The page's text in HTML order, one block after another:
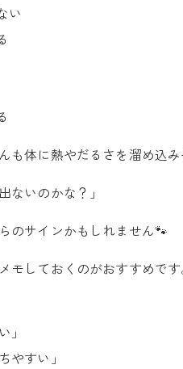
い
も体に熱やだるさを溜め込み
ないのかな？」
のサインかもしれません🐾
モしておくのがおすすめです
」
やすい」